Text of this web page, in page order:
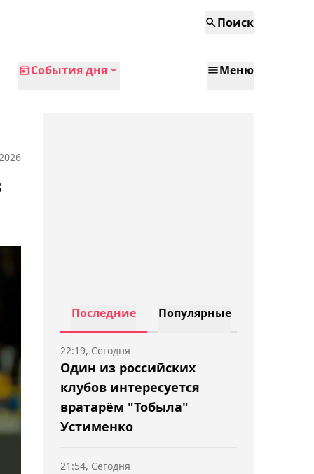
Поиск
События дня Меню
Последние Популярные
Один из российских
клубов интересуется
вратарём "Тобыла"
Устименко
22:19, Сегодня
21:54, Сегодня